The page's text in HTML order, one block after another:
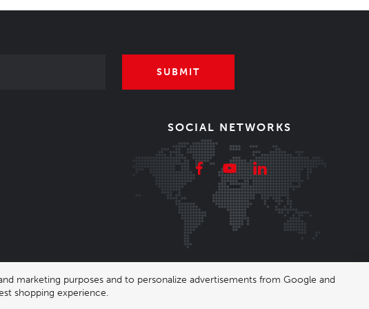
SUBMIT
SOCIAL NETWORKS
marketing purposes and to personalize advertisements from Google and
shopping experience.